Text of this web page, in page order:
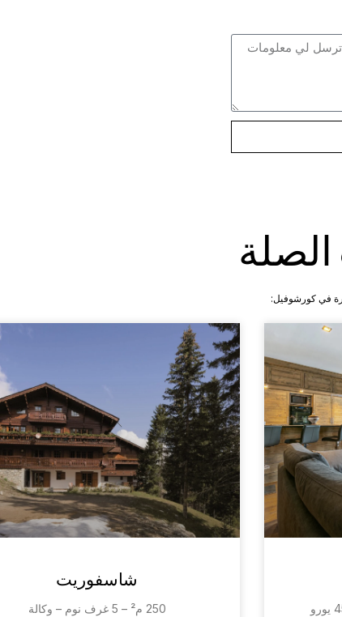
في كورشوفيل:
شاسفوريت
250 م² – 5 غرف نوم – وكالة